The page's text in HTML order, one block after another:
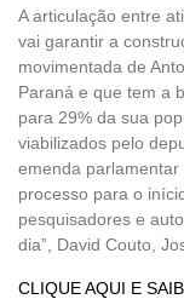
A articulação entre
vai garantir a
movimentada de
Paraná e que tem a
para 29% da sua
viabilizados pelo
emenda
processo para o
pesquisadores e
dia”, David Couto,
CLIQUE AQUI E